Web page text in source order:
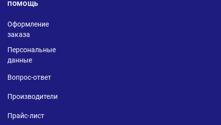
ПОМОЩЬ
Оформление
заказа
Персональные
данные
Вопрос-ответ
Производители
Прайс-лист